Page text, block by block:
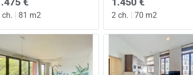
ch. | 81 m2 2 ch. | 70 m2